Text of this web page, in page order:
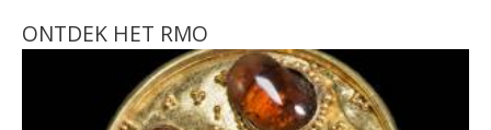
ONTDEK HET RMO